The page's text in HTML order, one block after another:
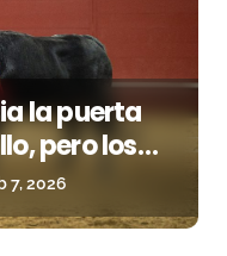
la puerta
pero los
7, 2026